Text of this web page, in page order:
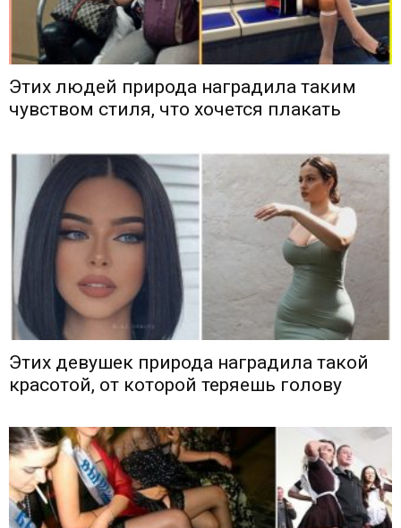
Этих людей природа наградила таким
чувством стиля, что хочется плакать
Этих девушек природа наградила такой
красотой, от которой теряешь голову